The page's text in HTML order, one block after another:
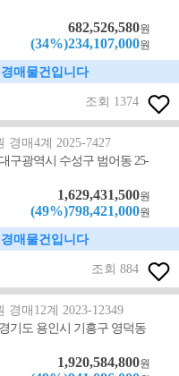
682,526,580원
(34%)234,107,000원
매물건입니다
조회 1374
경매4계 2025-7427
구광역시 수성구 범어동 25-
1,629,431,500원
(49%)798,421,000원
매물건입니다
조회 884
경매12계 2023-12349
경기도 용인시 기흥구 영덕동
1,920,584,800원